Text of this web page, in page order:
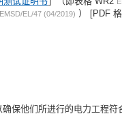
EMSD/EL/47 (04/2019) ） [PDF
保他们所进行的电力工程符